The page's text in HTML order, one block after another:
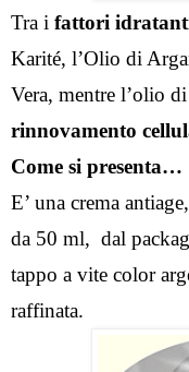
Tra i fattori
Karité, l’Olio di
rinnovamento
Come si presenta…
E’ una crema
da 50 ml,  dal
tappo a vite color
raffinata.